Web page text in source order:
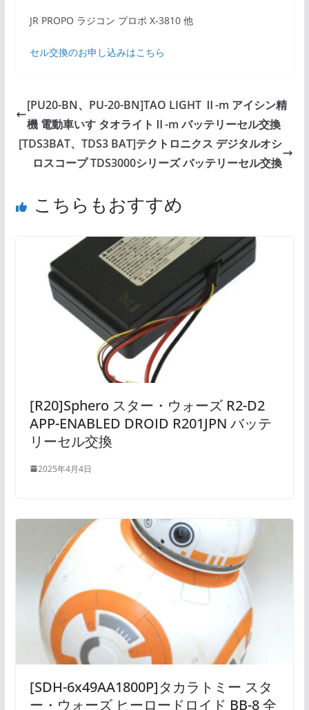
JR PROPO ラジコン プロポ X-3810 他
セル交換のお申し込みはこちら
[PU20-BN、PU-20-BN]TAO LIGHT Ⅱ-m アイシン精
機 電動車いす タオライトⅡ-m バッテリーセル交換
[TDS3BAT、TDS3 BAT]テクトロニクス デジタルオシ
ロスコープ TDS3000シリーズ バッテリーセル交換
こちらもおすすめ
[R20]Sphero スター・ウォーズ R2-D2
APP-ENABLED DROID R201JPN バッテ
リーセル交換
2025年4月4日
[SDH-6x49AA1800P]タカラトミー スタ
ー・ウォーズ ヒーロードロイド BB-8 全